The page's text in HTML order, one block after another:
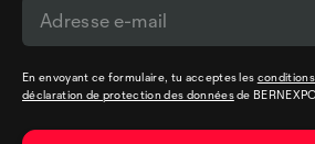
En envoyant ce formulaire, tu acceptes les
déclaration de protection des donnéesde